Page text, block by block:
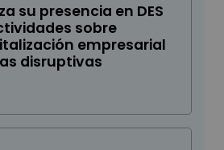
su presencia en DES
sobre
empresarial
disruptivas